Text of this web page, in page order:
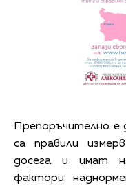
Препоръчително е
са правили
досега и имат
фактори: